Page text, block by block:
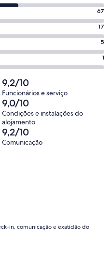
67
17
5
1
9,2/10
Funcionários e serviço
9,0/10
Condições e instalações do
alojamento
9,2/10
Comunicação
in, comunicação e exatidão do